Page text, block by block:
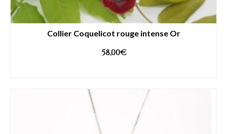
Collier Coquelicot rouge intense Or
58,00€